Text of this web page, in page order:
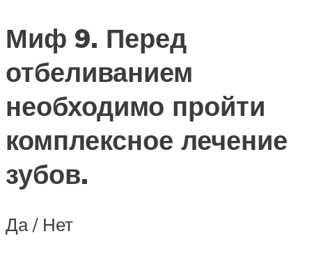
Миф 9. Перед
отбеливанием
необходимо пройти
комплексное лечение
зубов.
Да / Нет